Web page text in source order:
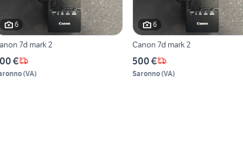
6
7d mark 2
€
(VA)
6
Canon 7d mark 2
500 €
Saronno(VA)